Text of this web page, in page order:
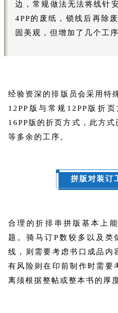
边，常规做法无法将线针
4PP的废纸，锁线后再除
固美观，但增加了几个工
经验资深的排版员会采用特
12PP版与常规12PP版折
16PP版的折页方式，此方
等多余的工序。
拼版对装订
合理的折排串拼版基本上
题。骑马订P数较多以及类
线，则需要考虑书口成品内
有风险则在印前制作时需要
离须根据整帖或整本书的厚